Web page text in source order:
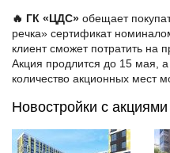
🔥 ГК «ЦДС» обещает
речка» сертификат
клиент сможет потратить на
Акция продлится до 15 мая,
количество акционных мест
Новостройки с